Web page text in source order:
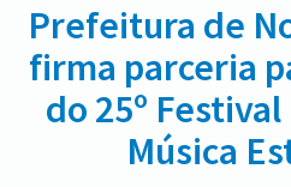
Prefeitura de
firma parceria
do 25º
Música